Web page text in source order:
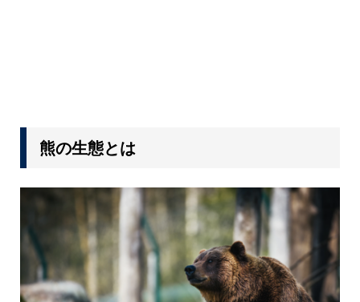
熊の生態とは